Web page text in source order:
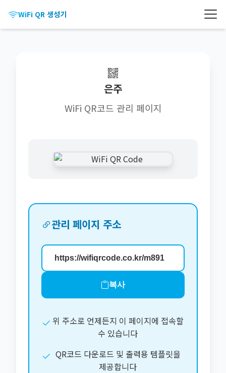
WiFi QR 생성기
은주
WiFi QR코드 관리 페이지
관리 페이지 주소
복사
위 주소로 언제든지 이 페이지에 접속할
수 있습니다
QR코드 다운로드 및 출력용 템플릿을
제공합니다